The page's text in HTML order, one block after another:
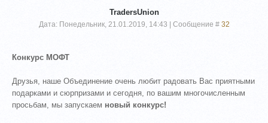
TradersUnion
Дата: Понедельник, 21.01.2019, 14:43 | Сообщение # 32
Конкурс МОФТ
Друзья, наше Объединение очень любит радовать Вас приятными
подарками и сюрпризами и сегодня, по вашим многочисленным
просьбам, мы запускаем новый конкурс!